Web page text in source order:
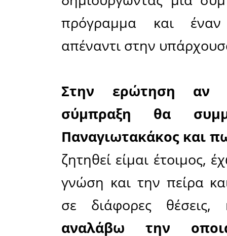
Μαρτίου
Ο κ.
από το